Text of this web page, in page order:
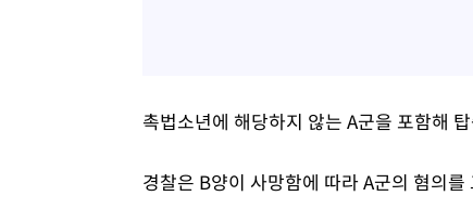
촉법소년에 해당하지 않는 A군을 포함해
경찰은 B양이 사망함에 따라 A군의 혐의